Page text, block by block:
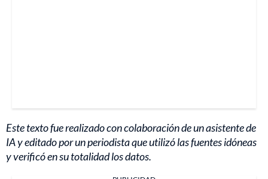
Este texto fue realizado con colaboración de un asistente de
IA y editado por un periodista que utilizó las fuentes idóneas
y verificó en su totalidad los datos.